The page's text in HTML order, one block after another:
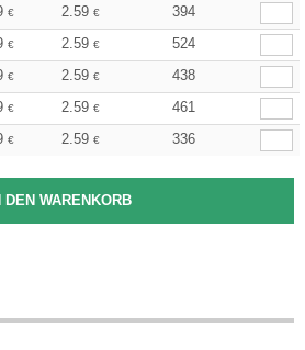
€ 2.59 €
394
€ 2.59 €
524
€ 2.59 €
438
€ 2.59 €
461
€ 2.59 € 336